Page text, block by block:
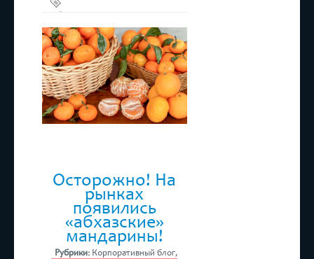
Абхазские
мандарины,
Мандарины
Осторожно! На
рынках
появились
«абхазские»
мандарины!
Рубрики: Корпоративный блог,